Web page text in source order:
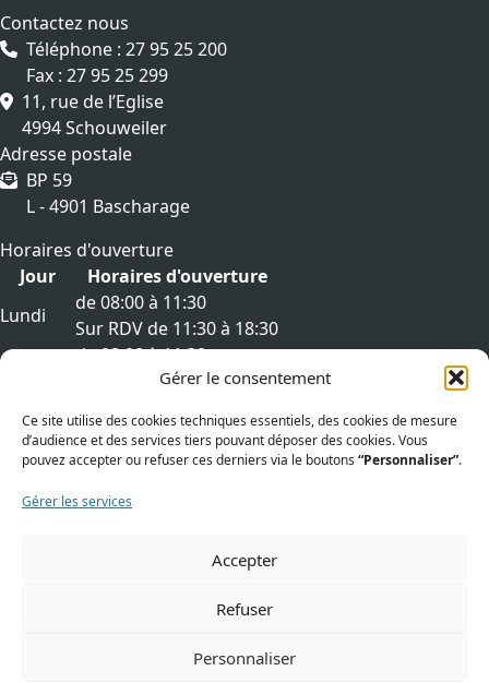
Gérer le consentement
Ce site utilise des cookies techniques essentiels, des cookies de mesure
d’audience et des services tiers pouvant déposer des cookies. Vous
pouvez accepter ou refuser ces derniers via le boutons “Personnaliser”.
Gérer les services
Accepter
Refuser
Personnaliser
Contactez nous
Téléphone : 27 95 25 200
Fax : 27 95 25 299
11, rue de l’Eglise
4994 Schouweiler
Adresse postale
BP 59
L - 4901 Bascharage
Horaires d'ouverture
Jour
Horaires d'ouverture
Lundi
de 08:00 à 11:30
Sur RDV de 11:30 à 18:30
Mardi
de 08:00 à 11:30
Sur RDV de 11:30 à 18:30
Mercredi
Sur RDV de 11:30 à 18:30
Jeudi
de 08:00 à 11:30
de 08:00 à 11:30